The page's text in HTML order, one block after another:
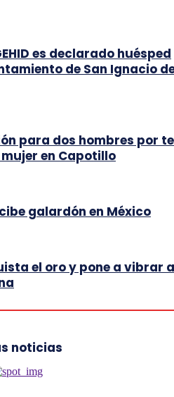
es declarado huésped
de San Ignacio
para dos hombres por
en Capotillo
galardón en México
el oro y pone a vibrar a
noticias